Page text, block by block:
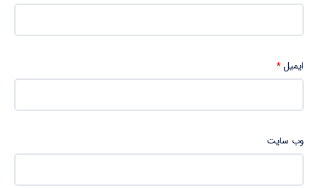
ایمیل*
وب‌ سایت